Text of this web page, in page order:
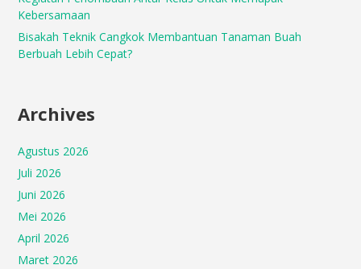
Kebersamaan
Bisakah Teknik Cangkok Membantuan Tanaman Buah
Berbuah Lebih Cepat?
Archives
Agustus 2026
Juli 2026
Juni 2026
Mei 2026
April 2026
Maret 2026